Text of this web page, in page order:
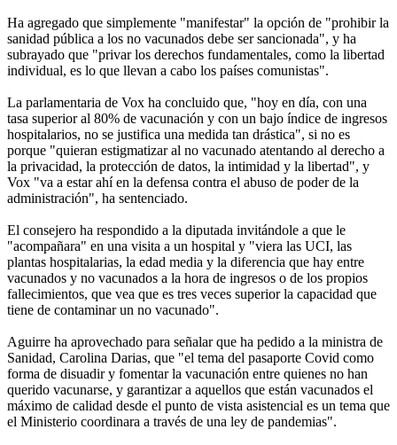
Ha agregado que simplemente "manifestar" la opción de "prohibir la
sanidad pública a los no vacunados debe ser sancionada", y ha
subrayado que "privar los derechos fundamentales, como la libertad
individual, es lo que llevan a cabo los países comunistas".
La parlamentaria de Vox ha concluido que, "hoy en día, con una
tasa superior al 80% de vacunación y con un bajo índice de ingresos
hospitalarios, no se justifica una medida tan drástica", si no es
porque "quieran estigmatizar al no vacunado atentando al derecho a
la privacidad, la protección de datos, la intimidad y la libertad", y
Vox "va a estar ahí en la defensa contra el abuso de poder de la
administración", ha sentenciado.
El consejero ha respondido a la diputada invitándole a que le
"acompañara" en una visita a un hospital y "viera las UCI, las
plantas hospitalarias, la edad media y la diferencia que hay entre
vacunados y no vacunados a la hora de ingresos o de los propios
fallecimientos, que vea que es tres veces superior la capacidad que
tiene de contaminar un no vacunado".
Aguirre ha aprovechado para señalar que ha pedido a la ministra de
Sanidad, Carolina Darias, que "el tema del pasaporte Covid como
forma de disuadir y fomentar la vacunación entre quienes no han
querido vacunarse, y garantizar a aquellos que están vacunados el
máximo de calidad desde el punto de vista asistencial es un tema que
el Ministerio coordinara a través de una ley de pandemias".